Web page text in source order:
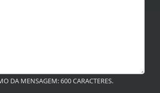
DA MENSAGEM: 600 CARACTERES.